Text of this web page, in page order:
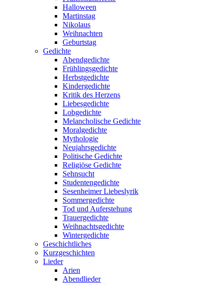
Halloween
Martinstag
Nikolaus
Weihnachten
Geburtstag
Gedichte
Abendgedichte
Frühlingsgedichte
Herbstgedichte
Kindergedichte
Kritik des Herzens
Liebesgedichte
Lobgedichte
Melancholische Gedichte
Moralgedichte
Mythologie
Neujahrsgedichte
Politische Gedichte
Religiöse Gedichte
Sehnsucht
Studentengedichte
Sesenheimer Liebeslyrik
Sommergedichte
Tod und Auferstehung
Trauergedichte
Weihnachtsgedichte
Wintergedichte
Geschichtliches
Kurzgeschichten
Lieder
Arien
Abendlieder